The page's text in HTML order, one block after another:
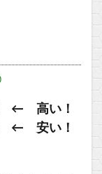
← 高い！
← 安い！